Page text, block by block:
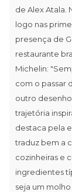
de Alex Atala.
logo nas
presença de
restaurante
Michelin:
com o passar
outro
trajetória
destaca pela
traduz bem a
cozinheiras e
ingredientes
seja um